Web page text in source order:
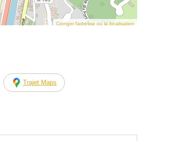
Corriger l’adresse ou la localisation
Trajet Maps